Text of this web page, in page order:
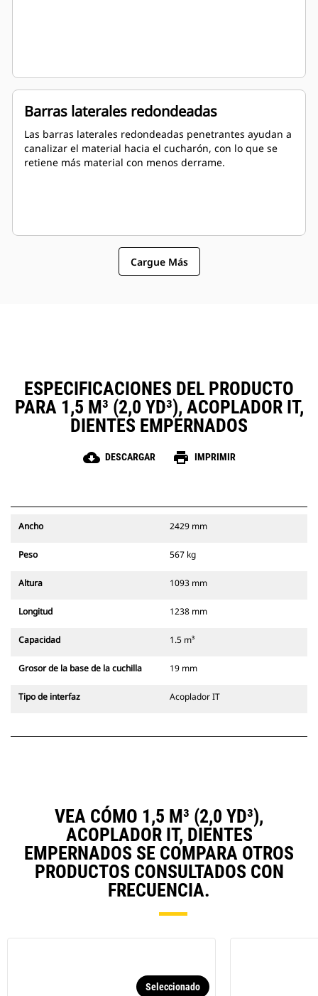
Barras laterales redondeadas
Las barras laterales redondeadas penetrantes ayudan a
canalizar el material hacia el cucharón, con lo que se
retiene más material con menos derrame.
Cargue Más
ESPECIFICACIONES DEL PRODUCTO
PARA 1,5 M³ (2,0 YD³), ACOPLADOR IT,
DIENTES EMPERNADOS
cloud_download DESCARGAR print IMPRIMIR
Ancho 2429 mm
Peso 567 kg
Altura 1093 mm
Longitud 1238 mm
Capacidad 1.5 m³
Grosor de la base de la cuchilla 19 mm
Tipo de interfaz Acoplador IT
VEA CÓMO 1,5 M³ (2,0 YD³),
ACOPLADOR IT, DIENTES
EMPERNADOS SE COMPARA OTROS
PRODUCTOS CONSULTADOS CON
FRECUENCIA.
Seleccionado